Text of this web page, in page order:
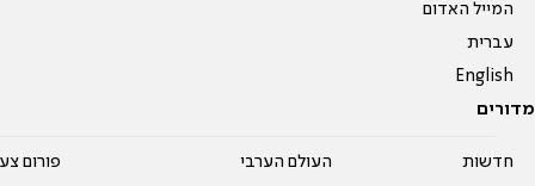
המייל האדום
עברית
English
מדורים
חדשות
העולם הערבי
פורום